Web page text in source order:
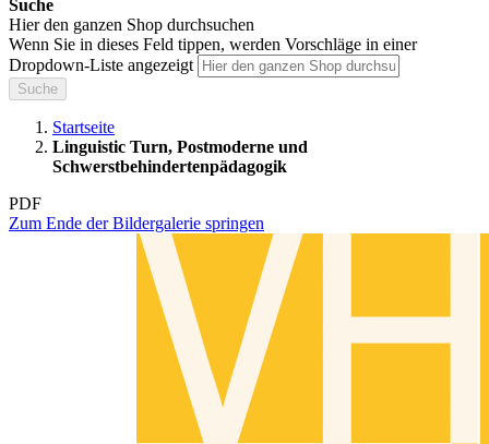
Suche
Hier den ganzen Shop durchsuchen
Wenn Sie in dieses Feld tippen, werden Vorschläge in einer
Dropdown-Liste angezeigt
Suche
Startseite
Linguistic Turn, Postmoderne und
Schwerstbehindertenpädagogik
PDF
Zum Ende der Bildergalerie springen